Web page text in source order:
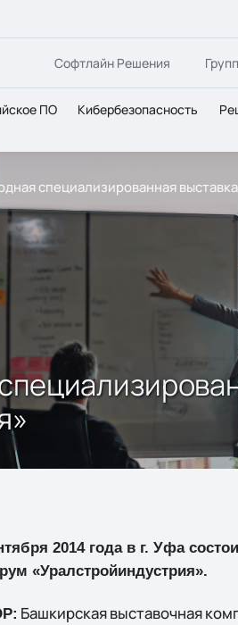
Софтлайн Решения
ПО Кибербезопасность
специализированная
2014 года в г. Уфа
«Уралстройиндустрия».
Башкирская выставочная